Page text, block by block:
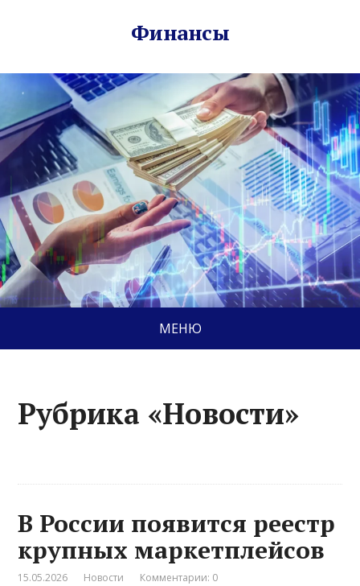
Финансы
МЕНЮ
Рубрика «Новости»
В России появится реестр
крупных маркетплейсов
15.05.2026 Новости Комментарии: 0